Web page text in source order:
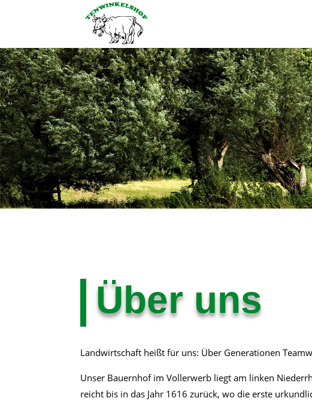
Über uns
Landwirtschaft heißt für uns: Über Generationen
Unser Bauernhof im Vollerwerb liegt am linken
reicht bis in das Jahr 1616 zurück, wo die erste